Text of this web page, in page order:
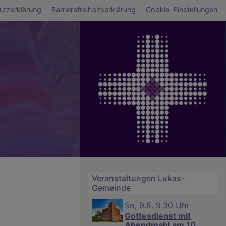
Barrierefreiheitserklärung Cookie-Einstellungen
Veranstaltungen Lukas-
Gemeinde
So, 9.8. 9:30 Uhr
Gottesdienst mit